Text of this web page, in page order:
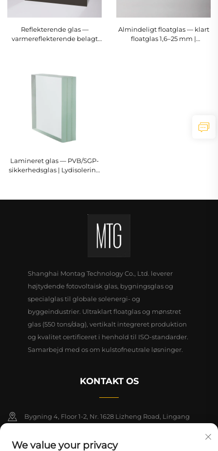
Reflekterende glas —
varmereflekterende belagt
Almindeligt floatglas — klart
floatglas 1,6–25 mm |
Lamineret glas — PVB/SGP-
sikkerhedsglas | Lydisolering
Shanghai Montag Technology Co., Ltd. leverer
højtydende fotovoltaisk glas, bygningsglas og
specialglas til globale solenergi- og
byggeindustrier. Ultraklart floatglas og mønstret
glas (550 tons/dag), vertikalt integreret produktion
og kvalitet certificeret i henhold til ISO-standarder.
Samarbejd med os om kulstofneutrale løsninger.
KONTAKT OS
Bygning 4, Floor 1-2, Nr. 1628 Lizheng Road, Lingang
We value your privacy